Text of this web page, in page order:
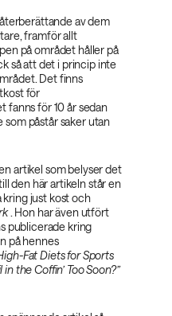
av dem
framför allt
på området håller på
så att det i princip inte
Det finns
för
fanns för 10 år sedan
påstår saker utan
artikel som belyser det
den här artikeln står en
kring just kost och
. Hon har även utfört
publicerade kring
på hennes
Fat Diets for Sports
the Coffin’ Too Soon?”‌